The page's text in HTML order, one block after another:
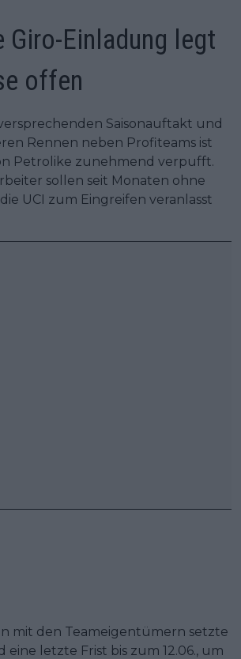
Giro-Einladung legt
offen
Saisonauftakt und
Rennen neben Profiteams ist
Petrolike zunehmend verpufft.
sollen seit Monaten ohne
UCI zum Eingreifen veranlasst
mit den Teameigentümern setzte
letzte Frist bis zum 12.06., um